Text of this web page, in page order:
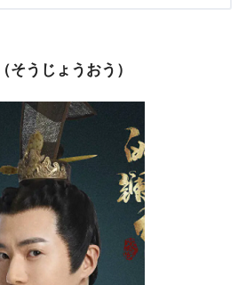
そうじょうおう）